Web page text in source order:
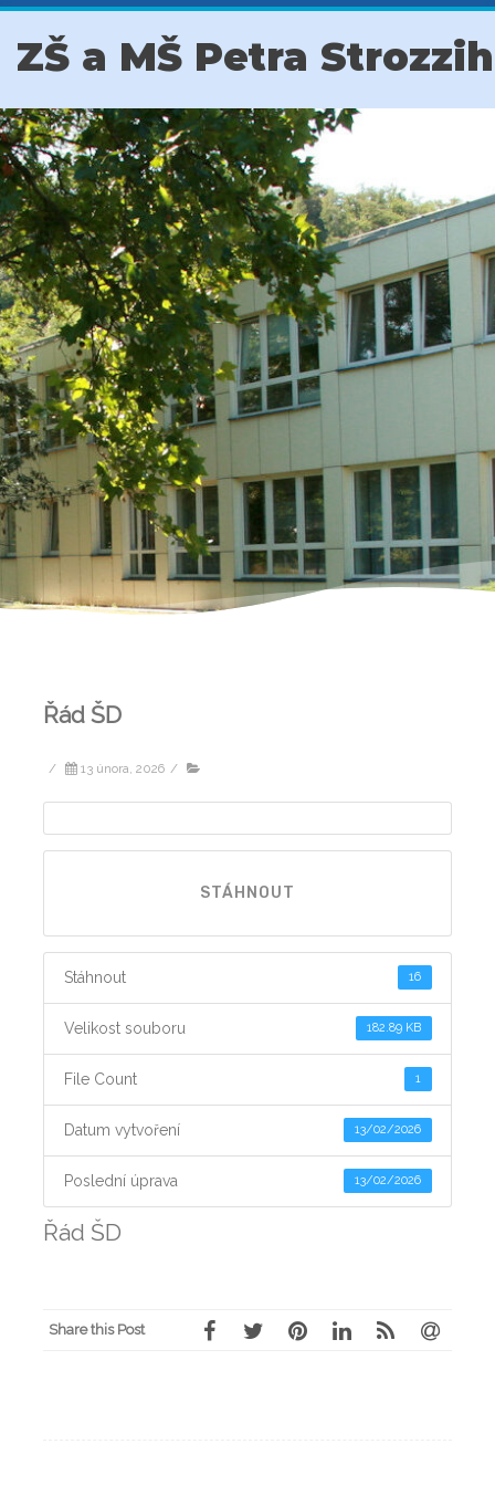
ZŠ a MŠ Petra
Řád ŠD
/ 13 února, 2026 /
STÁHNOUT
Stáhnout 16
Velikost souboru 182.89 KB
File Count 1
Datum vytvoření 13/02/2026
Poslední úprava 13/02/2026
Řád ŠD
Share this Post